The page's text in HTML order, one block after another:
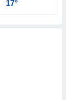
17°